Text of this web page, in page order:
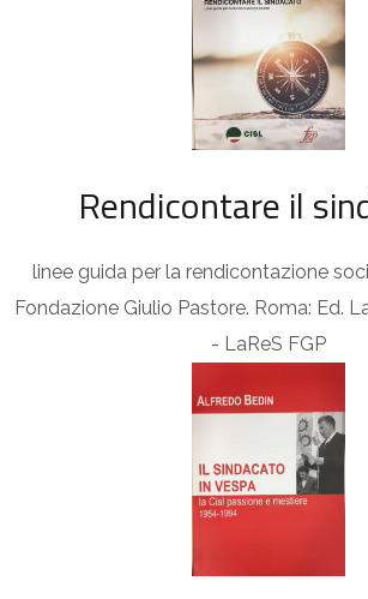
Rendicontare il
linee guida per la rendicontazione
Fondazione Giulio Pastore. Roma: Ed.
- LaReS FGP